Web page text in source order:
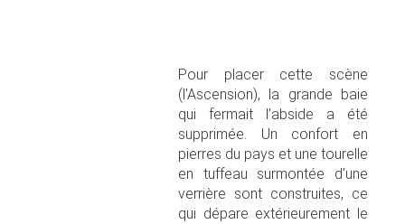
Pour placer cette scène
(l'Ascension), la grande baie
qui fermait l’abside a été
supprimée. Un confort en
pierres du pays et une tourelle
en tuffeau surmontée d’une
verrière sont construites, ce
qui dépare extérieurement le